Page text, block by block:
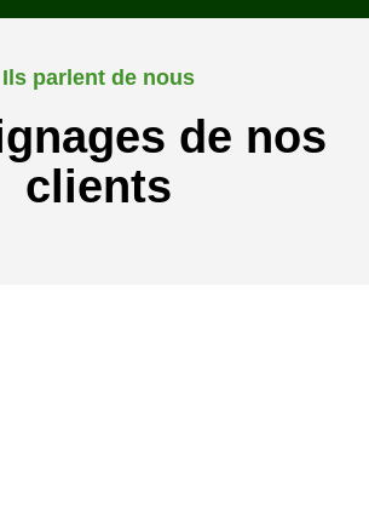
Ils parlent de nous
de nos
clients